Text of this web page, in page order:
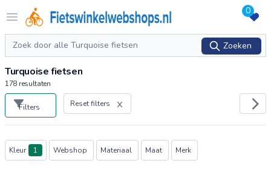
Open menu
Logo Fietswinkelwebshops.nl 0
Zoeken
Zoeken
Turquoise fietsen
178 resultaten
Filters Reset filters
Producten
Kleur 1 Webshop Materiaal Maat Merk